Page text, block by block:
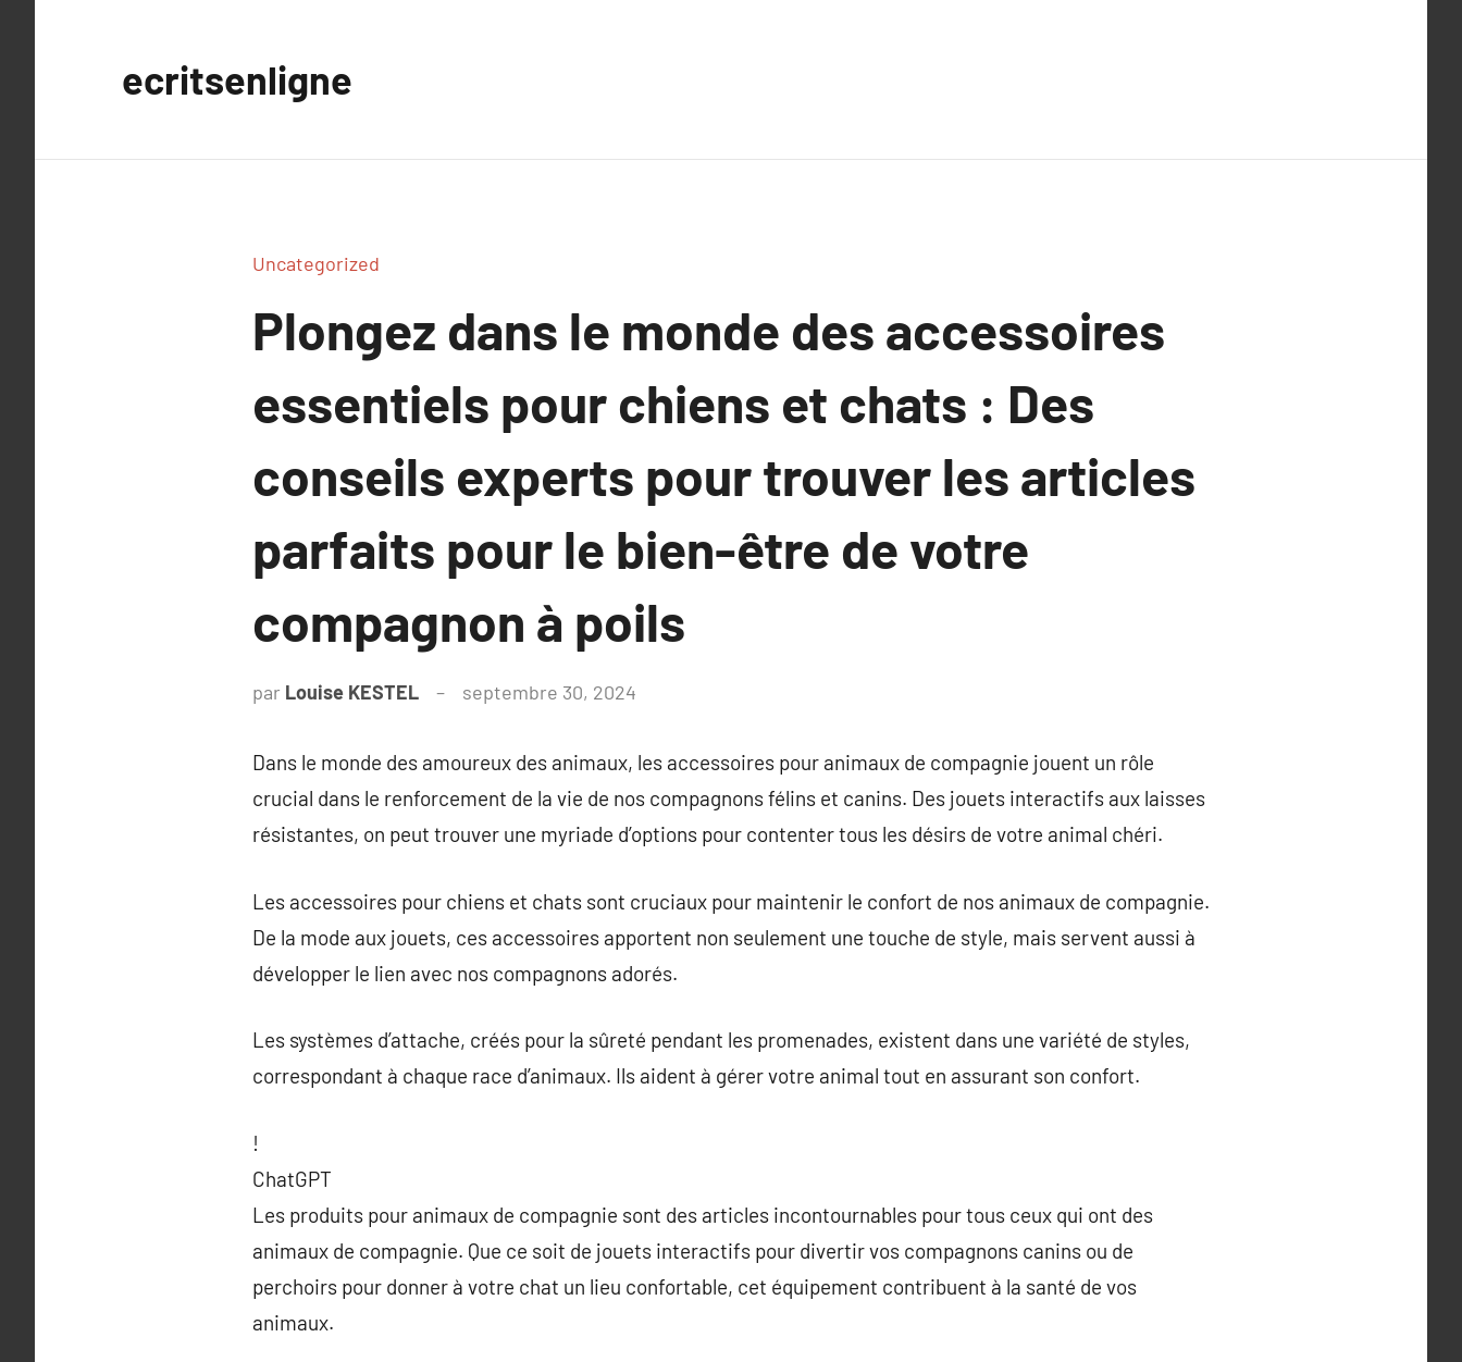
ecritsenligne
Uncategorized
Plongez dans le monde des accessoires
essentiels pour chiens et chats : Des
conseils experts pour trouver les articles
parfaits pour le bien-être de votre
compagnon à poils
par Louise KESTEL septembre 30, 2024
Dans le monde des amoureux des animaux, les accessoires pour animaux de compagnie jouent un rôle
crucial dans le renforcement de la vie de nos compagnons félins et canins. Des jouets interactifs aux laisses
résistantes, on peut trouver une myriade d’options pour contenter tous les désirs de votre animal chéri.
Les accessoires pour chiens et chats sont cruciaux pour maintenir le confort de nos animaux de compagnie.
De la mode aux jouets, ces accessoires apportent non seulement une touche de style, mais servent aussi à
développer le lien avec nos compagnons adorés.
Les systèmes d’attache, créés pour la sûreté pendant les promenades, existent dans une variété de styles,
correspondant à chaque race d’animaux. Ils aident à gérer votre animal tout en assurant son confort.
!
ChatGPT
Les produits pour animaux de compagnie sont des articles incontournables pour tous ceux qui ont des
animaux de compagnie. Que ce soit de jouets interactifs pour divertir vos compagnons canins ou de
perchoirs pour donner à votre chat un lieu confortable, cet équipement contribuent à la santé de vos
animaux.